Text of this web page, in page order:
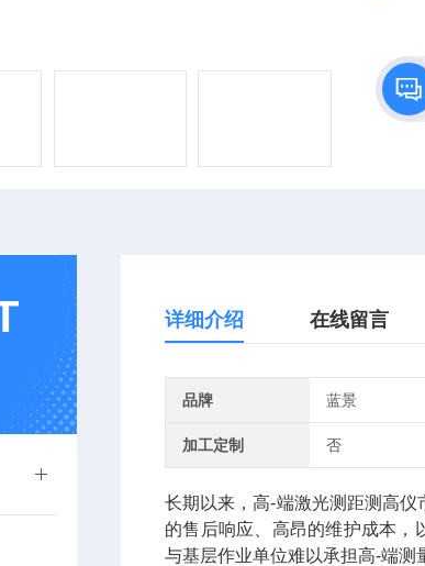
详细介绍 在线留言
品牌 蓝景
加工定制 否
长期以来，高-端激光测距测高
的售后响应、高昂的维护成本，
与基层作业单位难以承担高-端测